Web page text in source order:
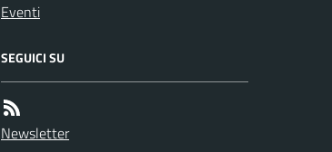
Eventi
SEGUICI SU
Newsletter